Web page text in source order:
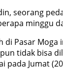
seorang
minggu
di Pasar
tidak bisa
pada Jumat